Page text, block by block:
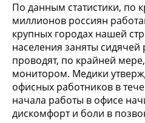
По данным статистики, по
миллионов россиян
крупных городах нашей
населения заняты сидячей
проводят, по крайней
монитором. Медики
офисных работников в
начала работы в офисе
дискомфорт и боли в